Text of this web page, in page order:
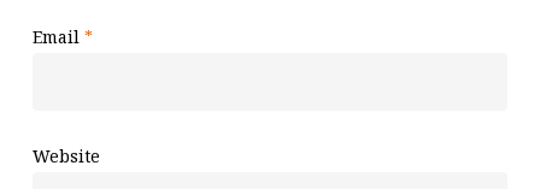
Email *
Website